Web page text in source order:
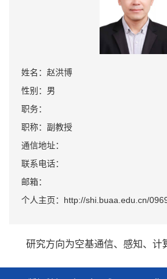
姓名：赵洪博
性别：男
职务：
职称：副教授
通信地址：
联系电话：
邮箱：
个人主页：http://shi.buaa.edu.cn/
研究方向为空基通信、感知、计